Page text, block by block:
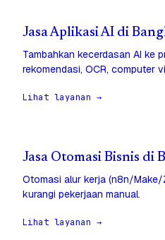
Jasa Aplikasi AI di
Tambahkan kecerdasan AI ke
rekomendasi, OCR, computer
Lihat layanan →
Jasa Otomasi Bisnis di
Otomasi alur kerja (n8n/
kurangi pekerjaan manual.
Lihat layanan →